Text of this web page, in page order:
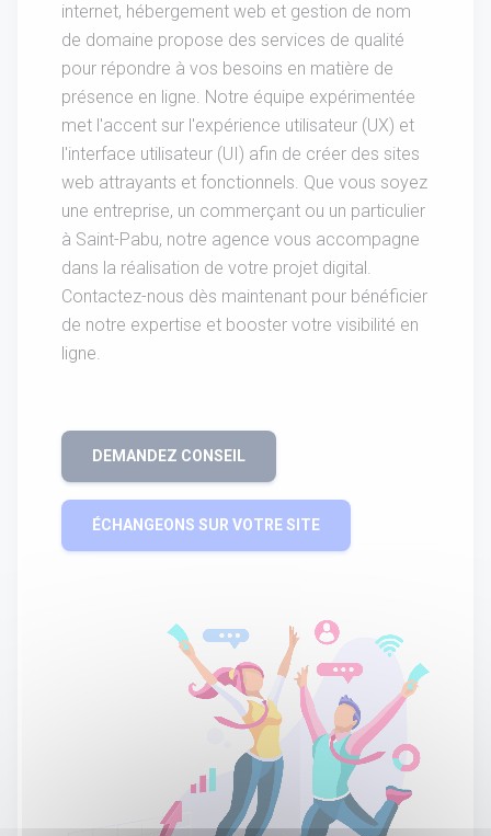
internet, hébergement web et gestion de nom
de domaine propose des services de qualité
pour répondre à vos besoins en matière de
présence en ligne. Notre équipe expérimentée
met l'accent sur l'expérience utilisateur (UX) et
l'interface utilisateur (UI) afin de créer des sites
web attrayants et fonctionnels. Que vous soyez
une entreprise, un commerçant ou un particulier
à Saint-Pabu, notre agence vous accompagne
dans la réalisation de votre projet digital.
Contactez-nous dès maintenant pour bénéficier
de notre expertise et booster votre visibilité en
ligne.
DEMANDEZ CONSEIL
ÉCHANGEONS SUR VOTRE SITE